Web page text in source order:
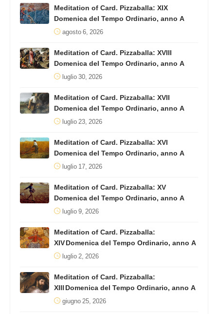
Meditation of Card. Pizzaballa: XIX
Domenica del Tempo Ordinario, anno A
agosto 6, 2026
Meditation of Card. Pizzaballa: XVIII
Domenica del Tempo Ordinario, anno A
luglio 30, 2026
Meditation of Card. Pizzaballa: XVII
Domenica del Tempo Ordinario, anno A
luglio 23, 2026
Meditation of Card. Pizzaballa: XVI
Domenica del Tempo Ordinario, anno A
luglio 17, 2026
Meditation of Card. Pizzaballa: XV
Domenica del Tempo Ordinario, anno A
luglio 9, 2026
Meditation of Card. Pizzaballa:
XIV Domenica del Tempo Ordinario, anno A
luglio 2, 2026
Meditation of Card. Pizzaballa:
XIII Domenica del Tempo Ordinario, anno A
giugno 25, 2026